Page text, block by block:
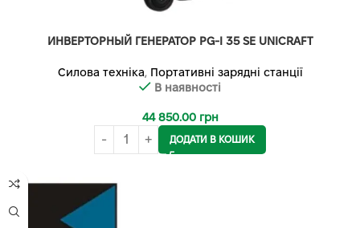
ИНВЕРТОРНЫЙ ГЕНЕРАТОР PG-I 35 SE UNICRAFT
Силова техніка, Портативні зарядні станції
В наявності
44 850.00 грн
ДОДАТИ В КОШИК